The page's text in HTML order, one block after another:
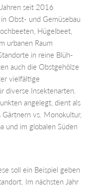
seit 2016
Obst- und Gemüsebau
Hügelbeet,
urbanen Raum
in reine Blüh-
auch die Obstgehölze
vielfältige
diverse Insektenarten.
angelegt, dient als
vs. Monokultur,
und im globalen Süden
soll ein Beispiel geben
Im nächsten Jahr